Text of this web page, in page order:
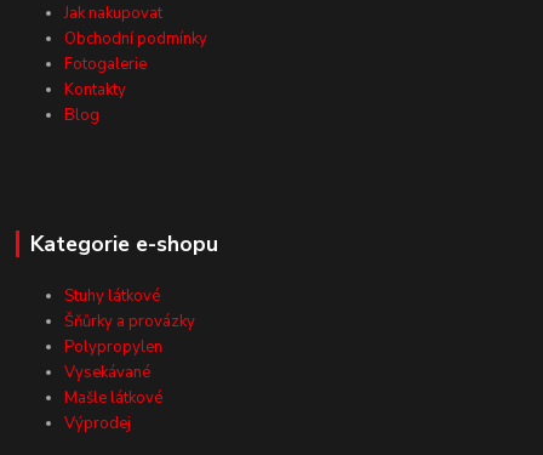
Jak nakupovat
Obchodní podmínky
Fotogalerie
Kontakty
Blog
Kategorie e-shopu
Stuhy látkové
Šňůrky a provázky
Polypropylen
Vysekávané
Mašle látkové
Výprodej